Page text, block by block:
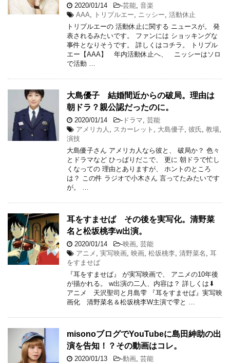
2020/01/14 -芸能 音楽
AAA
トリプルエー ニッシー 活動休止
トリプルエーの 活動休止に関する ニュースが。 発
表されるみたいです。 ファンには ショッキングな
事件となりそうです。 詳しくはコチラ。 トリプル
エー【AAA】 年内活動休止へ、 ニッシーはソロ
で活動 …
大島優子 結婚間近からの破局。理由は
朝ドラ？親公認だったのに。
2020/01/14 - ドラマ 芸能
アメリカ人
スカーレット 大島優子 彼氏 教場
演技
大島優子さん アメリカ人なら彼と、 破局か？ 色々
とドラマなど ひっぱりだこで、 更に 朝ドラで忙し
くなっての 理由とありますが、 ホントのところ
は？ この件 ラジオで小木さん 言ってたみたいです
が。 …
耳をすませば その後を実写化。清野菜
名と松坂桃李w出演。
2020/01/14 -映画 芸能
アニメ
実写映画 映画 松坂桃李 清野菜名
耳
をすませば
『耳をすませば』 が実写映画で、 アニメの10年後
が描かれる。 w出演の二人、内容は？ 詳しくは⬇︎
アニメ 天沢聖司と月島雫 『耳をすませば』実写映
画化 清野菜名＆松坂桃李W主演で雫と …
misonoブログでYouTubeに島田紳助の出
演を告知！？その動画はコレ。
2020/01/13 -動画 芸能